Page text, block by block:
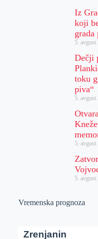
Iz
koji
grada
5. avgust
Dečji
toku
piva“
5. avgust
5. avgust
5. avgust
Vremenska prognoza